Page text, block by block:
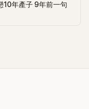
10年產子 9年前一句